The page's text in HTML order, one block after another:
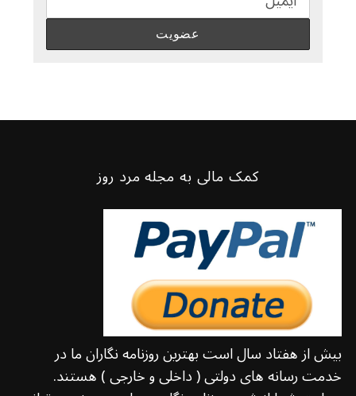
کمک مالی به مجله مرد روز
بیش از هفتاد سال است بهترین روزنامه نگاران ما در
خدمت رسانه های دولتی ( داخلی و خارجی ) هستند.